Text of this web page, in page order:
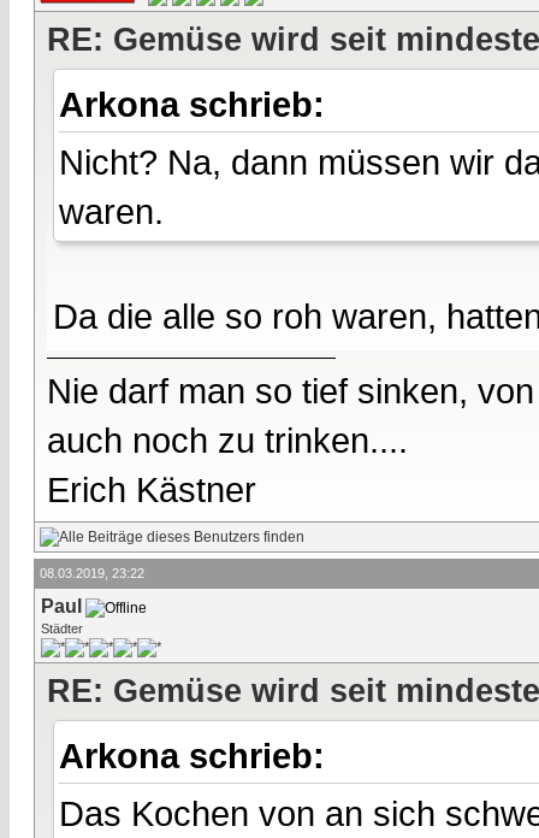
RE: Gemüse wird seit
Arkona schrieb:
Nicht? Na, dann müssen wir
waren.
Da die alle so roh waren,
Nie darf man so tief sinken,
auch noch zu trinken....
Erich Kästner
08.03.2019, 23:22
Paul
Städter
RE: Gemüse wird seit
Arkona schrieb:
Das Kochen von an sich